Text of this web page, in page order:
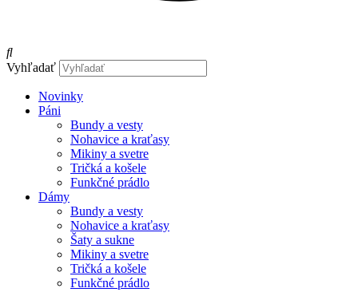
Vyhľadať
Novinky
Páni
Bundy a vesty
Nohavice a kraťasy
Mikiny a svetre
Tričká a košele
Funkčné prádlo
Dámy
Bundy a vesty
Nohavice a kraťasy
Šaty a sukne
Mikiny a svetre
Tričká a košele
Funkčné prádlo